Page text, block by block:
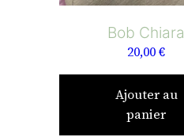
Bob Chiara
20,00€
Ajouter au
panier